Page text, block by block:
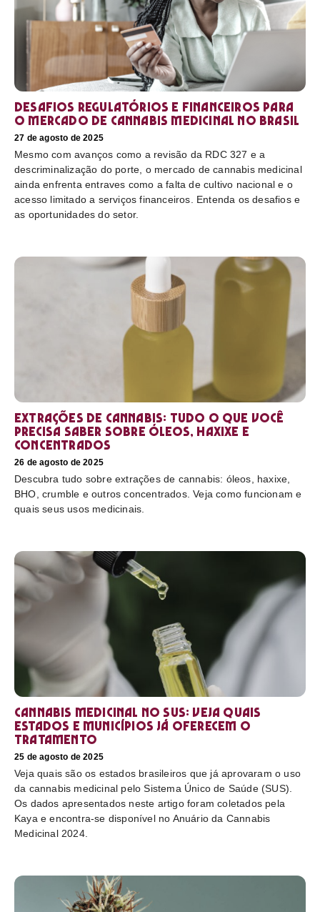
Desafios regulatórios e financeiros para
o mercado de cannabis medicinal no Brasil
27 de agosto de 2025
Mesmo com avanços como a revisão da RDC 327 e a
descriminalização do porte, o mercado de cannabis medicinal
ainda enfrenta entraves como a falta de cultivo nacional e o
acesso limitado a serviços financeiros. Entenda os desafios e
as oportunidades do setor.
Extrações de cannabis: tudo o que você
precisa saber sobre óleos, haxixe e
concentrados
26 de agosto de 2025
Descubra tudo sobre extrações de cannabis: óleos, haxixe,
BHO, crumble e outros concentrados. Veja como funcionam e
quais seus usos medicinais.
Cannabis medicinal no SUS: veja quais
estados e municípios já oferecem o
tratamento
25 de agosto de 2025
Veja quais são os estados brasileiros que já aprovaram o uso
da cannabis medicinal pelo Sistema Único de Saúde (SUS).
Os dados apresentados neste artigo foram coletados pela
Kaya e encontra-se disponível no Anuário da Cannabis
Medicinal 2024.